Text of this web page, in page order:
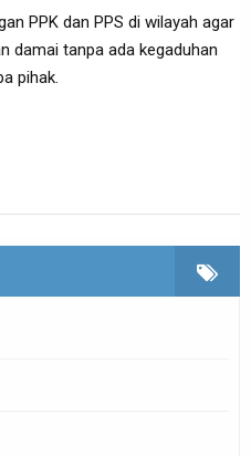
PPK dan PPS di wilayah agar
damai tanpa ada kegaduhan
pihak.